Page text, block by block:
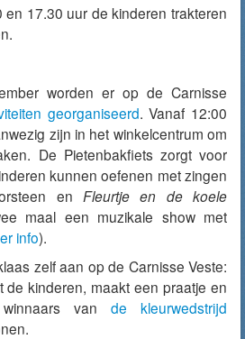
17.30 uur de kinderen trakteren
worden er op de Carnisse
georganiseerd. Vanaf 12:00
zijn in het winkelcentrum om
De Pietenbakfiets zorgt voor
kunnen oefenen met zingen
en Fleurtje en de koele
maal een muzikale show met
info).
zelf aan op de Carnisse Veste:
de kinderen, maakt een praatje en
van de kleurwedstrijd